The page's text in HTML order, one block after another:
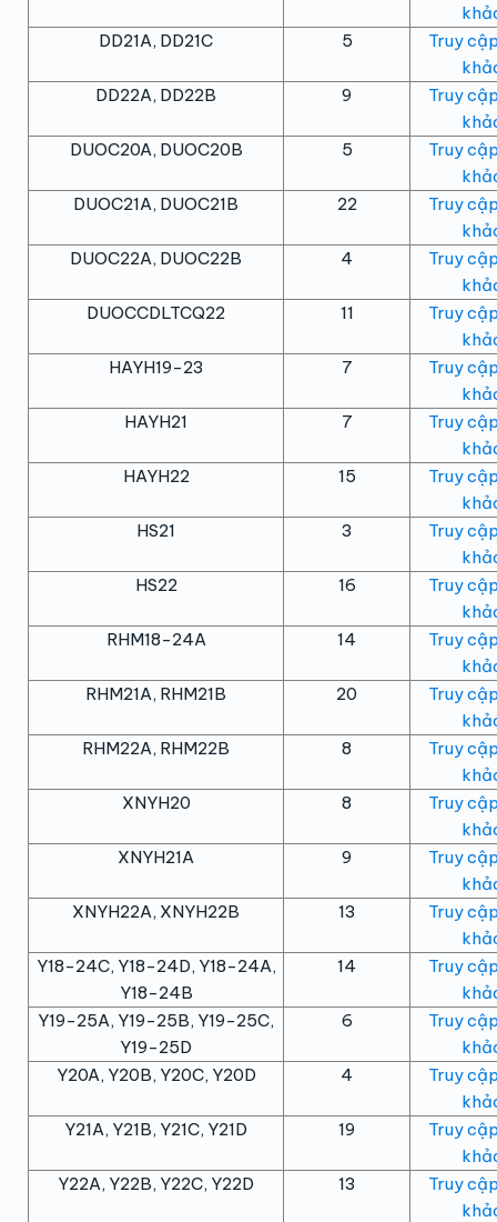
DD21A, DD21C
5
Truy
DD22A, DD22B
9
Truy
DUOC20A, DUOC20B
5
Truy
DUOC21A, DUOC21B
22
Truy
DUOC22A, DUOC22B
4
Truy
DUOCCDLTCQ22
11
Truy
HAYH19-23
7
Truy
HAYH21
7
Truy
HAYH22
15
Truy
HS21
3
Truy
HS22
16
Truy
RHM18-24A
14
Truy
RHM21A, RHM21B
20
Truy
RHM22A, RHM22B
8
Truy
XNYH20
8
Truy
XNYH21A
9
Truy
XNYH22A, XNYH22B
13
Truy
Y18-24C, Y18-24D, Y18-24A,
Y18-24B
14
Truy
Y19-25A, Y19-25B, Y19-25C,
Y19-25D
6
Truy
Y20A, Y20B, Y20C, Y20D
4
Truy
Y21A, Y21B, Y21C, Y21D
19
Truy
Y22A, Y22B, Y22C, Y22D
13
Truy